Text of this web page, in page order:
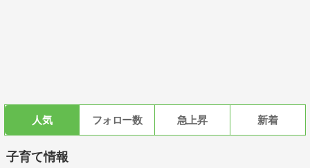
人気 フォロー数 急上昇 新着
子育て情報